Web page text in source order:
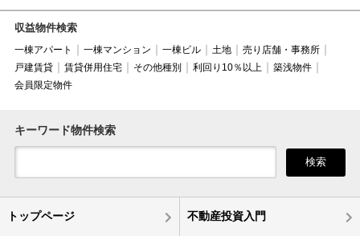
収益物件検索
一棟アパート 一棟マンション 一棟ビル 土地
売り店舗・事務所
戸建賃貸
賃貸併用住宅 その他種別 利回り10％以上
築浅物件
会員限定物件
キーワード物件検索
検索
トップページ 不動産投資入門